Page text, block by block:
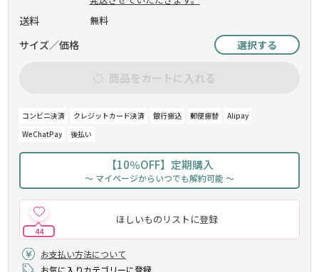
送料 無料
サイズ／価格 選択する
商品をカートに入れる
コンビニ決済 クレジットカード決済 銀行振込 郵便振替
Alipay
WeChatPay
後払い
【10％OFF】定期購入
～ マイページからいつでも解約可能 ～
ほしいものリストに登録
44
お支払い方法について